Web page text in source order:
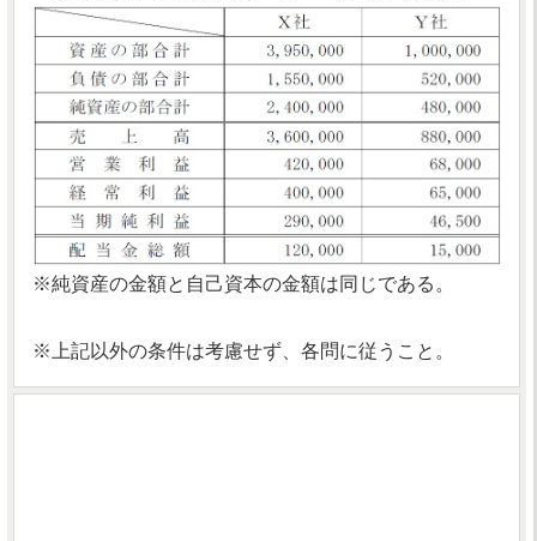
※純資産の金額と自己資本の金額は同じである。
※上記以外の条件は考慮せず、各問に従うこと。